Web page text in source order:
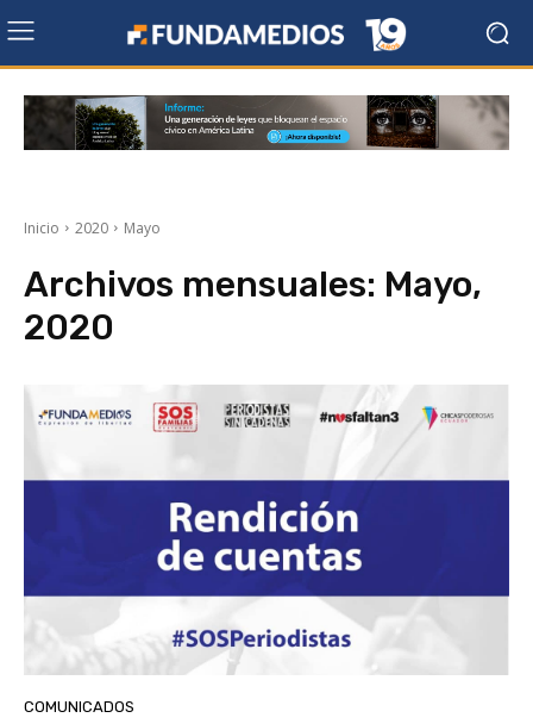
Inicio 2020 Mayo
Archivos mensuales: Mayo,
2020
COMUNICADOS